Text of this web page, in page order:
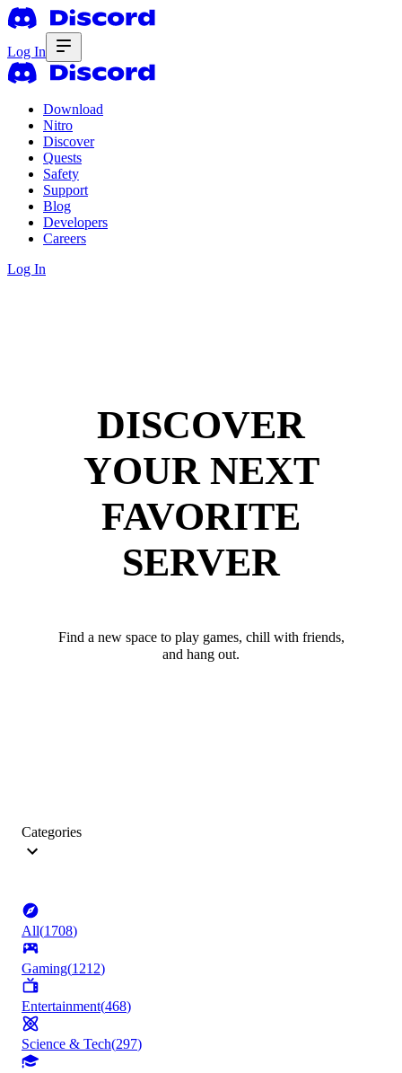
Log In
Download
Nitro
Discover
Quests
Safety
Support
Blog
Developers
Careers
Log In
DISCOVER
YOUR NEXT
FAVORITE
SERVER
Find a new space to play games, chill with friends,
and hang out.
Categories
All(1708)
Gaming(1212)
Entertainment(468)
Science & Tech(297)